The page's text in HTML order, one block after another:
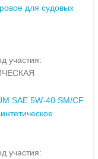
для судовых
участия:
SAE 5W-40 SM/CF
участия: